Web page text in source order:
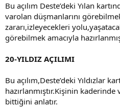
Bu açılım Deste’deki Yılan
varolan düşmanlarını
zararı,izleyecekleri
görebilmek amacıyla
20-YILDIZ AÇILIMI
Bu açılım,Deste’deki Yıldızlar
hazırlanmıştır.Kişinin kaderinde
bittiğini anlatır.